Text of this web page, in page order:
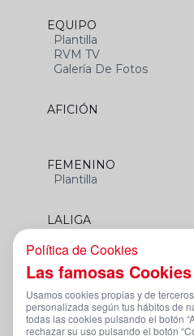
EQUIPO
Plantilla
RVM TV
Galería De Fotos
AFICIÓN
FEMENINO
Plantilla
LALIGA